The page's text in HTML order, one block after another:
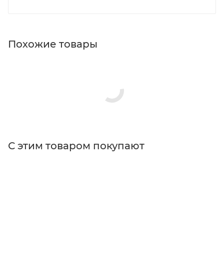
Похожие товары
С этим товаром покупают